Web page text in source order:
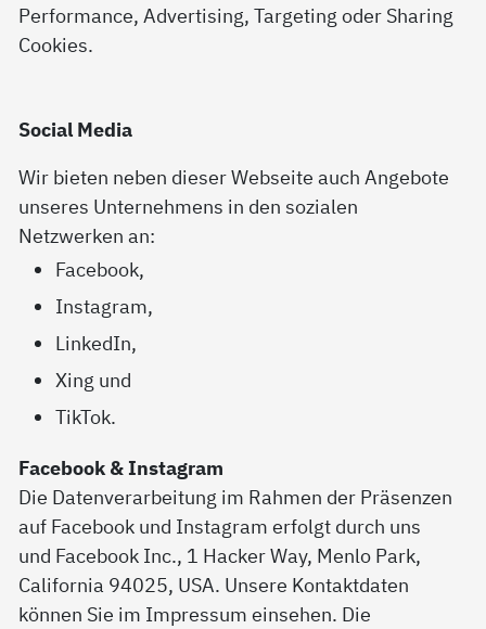
Performance, Advertising, Targeting oder Sharing
Cookies.
Social Media
Wir bieten neben dieser Webseite auch Angebote
unseres Unternehmens in den sozialen
Netzwerken an:
Facebook,
Instagram,
LinkedIn,
Xing und
TikTok.
Facebook & Instagram
Die Datenverarbeitung im Rahmen der Präsenzen
auf Facebook und Instagram erfolgt durch uns
und Facebook Inc., 1 Hacker Way, Menlo Park,
California 94025, USA. Unsere Kontaktdaten
können Sie im Impressum einsehen. Die